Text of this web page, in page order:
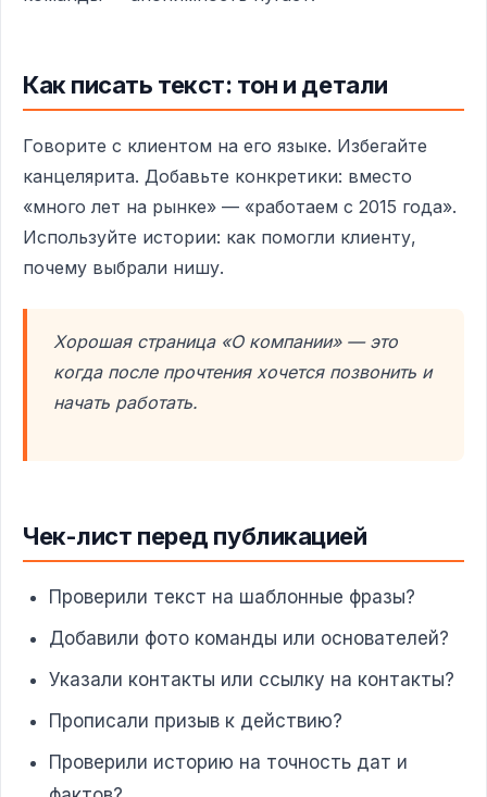
Как писать текст: тон и детали
Говорите с клиентом на его языке. Избегайте
канцелярита. Добавьте конкретики: вместо
«много лет на рынке» — «работаем с 2015 года».
Используйте истории: как помогли клиенту,
почему выбрали нишу.
Хорошая страница «О компании» — это
когда после прочтения хочется позвонить и
начать работать.
Чек-лист перед публикацией
Проверили текст на шаблонные фразы?
Добавили фото команды или основателей?
Указали контакты или ссылку на контакты?
Прописали призыв к действию?
Проверили историю на точность дат и